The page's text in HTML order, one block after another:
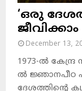
‘ഒരു
ജീവിക്കാം
December 13,
1973-ല്‍
ല്‍ ജ്ഞാനപീഠ
ദേശത്തിന്റെ